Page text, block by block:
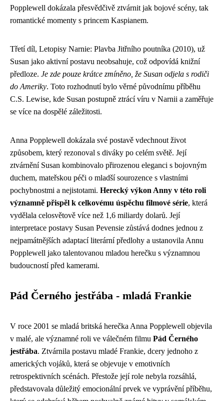
Popplewell dokázala přesvědčivě ztvárnit jak bojové scény, tak
romantické momenty s princem Kaspianem.
Třetí díl, Letopisy Narnie: Plavba Jitřního poutníka (2010), už
Susan jako aktivní postavu neobsahuje, což odpovídá knižní
předloze. Je zde pouze krátce zmíněno, že Susan odjela s rodiči
do Ameriky. Toto rozhodnutí bylo věrné původnímu příběhu
C.S. Lewise, kde Susan postupně ztrácí víru v Narnii a zaměřuje
se více na dospělé záležitosti.
Anna Popplewell dokázala své postavě vdechnout život
způsobem, který rezonoval s diváky po celém světě. Její
ztvárnění Susan kombinovalo přirozenou eleganci s bojovným
duchem, mateřskou péči o mladší sourozence s vlastními
pochybnostmi a nejistotami. Herecký výkon Anny v této roli
významně přispěl k celkovému úspěchu filmové série, která
vydělala celosvětově více než 1,6 miliardy dolarů. Její
interpretace postavy Susan Pevensie zůstává dodnes jednou z
nejpamátnějších adaptací literární předlohy a ustanovila Annu
Popplewell jako talentovanou mladou herečku s významnou
budoucností před kamerami.
Pád Černého jestřába - mladá Frankie
V roce 2001 se mladá britská herečka Anna Popplewell objevila
v malé, ale významné roli ve válečném filmu Pád Černého
jestřába. Ztvárnila postavu mladé Frankie, dcery jednoho z
amerických vojáků, která se objevuje v emotivních
retrospektivních scénách. Přestože její role nebyla rozsáhlá,
představovala důležitý emocionální prvek ve vyprávění příběhu,